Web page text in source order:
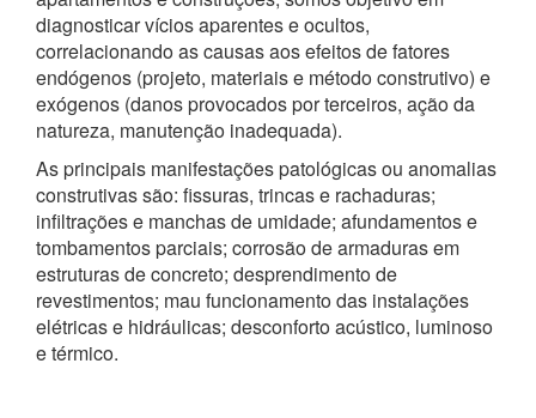
diagnosticar vícios aparentes e ocultos,
correlacionando as causas aos efeitos de fatores
endógenos (projeto, materiais e método construtivo) e
exógenos (danos provocados por terceiros, ação da
natureza, manutenção inadequada).
As principais manifestações patológicas ou anomalias
construtivas são: fissuras, trincas e rachaduras;
infiltrações e manchas de umidade; afundamentos e
tombamentos parciais; corrosão de armaduras em
estruturas de concreto; desprendimento de
revestimentos; mau funcionamento das instalações
elétricas e hidráulicas; desconforto acústico, luminoso
e térmico.